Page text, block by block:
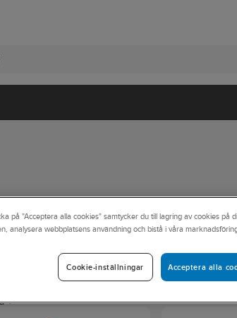
Färg Längd Kön
på "Acceptera alla cookies" samtycker du till lagring av cookies på
analysera webbplatsens användning och bistå i våra
Acceptera alla
Cookie-inställningar